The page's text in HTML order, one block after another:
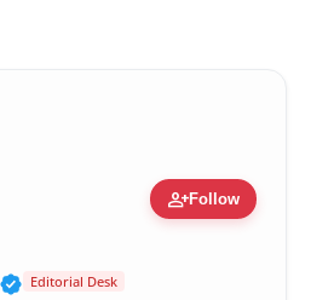
person_addFollow
Verified Public Figure
Editorial Desk